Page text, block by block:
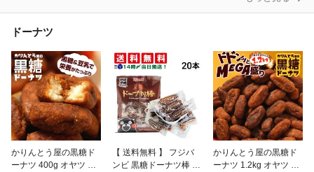
ドーナツ
かりんとう屋の黒糖ド
ーナツ 400g オヤツ 10
【 送料無料 】 フジバ
ンビ 黒糖ドーナツ棒 20
かりんとう屋の黒糖ド
ーナツ 1.2kg オヤツ 土